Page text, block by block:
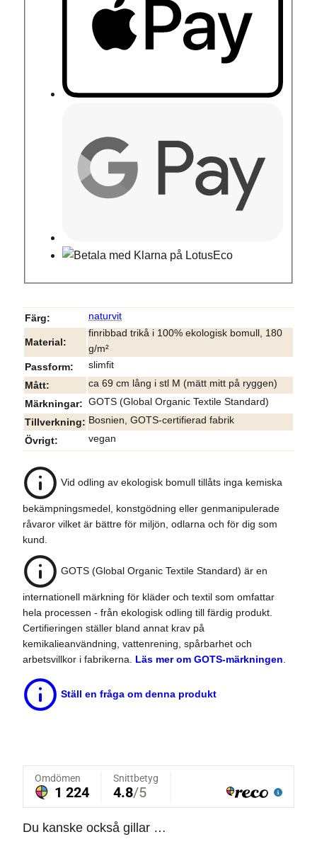
Färg naturvit
Material
finribbad trikå i 100% ekologisk bomull, 180
g/m²
Passform
slimfit
Mått
ca 69 cm lång i stl M (mätt mitt på ryggen)
Märkningar
GOTS (Global Organic Textile Standard)
Tillverkning
Bosnien, GOTS-certifierad fabrik
Övrigt
vegan
Vid odling av ekologisk bomull tillåts inga kemiska
bekämpningsmedel, konstgödning eller genmanipulerade
råvaror vilket är bättre för miljön, odlarna och för dig som
kund.
GOTS (Global Organic Textile Standard) är en
internationell märkning för kläder och textil som omfattar
hela processen - från ekologisk odling till färdig produkt.
Certifieringen ställer bland annat krav på
kemikalieanvändning, vattenrening, spårbarhet och
arbetsvillkor i fabrikerna. Läs mer om GOTS-märkningen.
Ställ en fråga om denna produkt
Du kanske också gillar …